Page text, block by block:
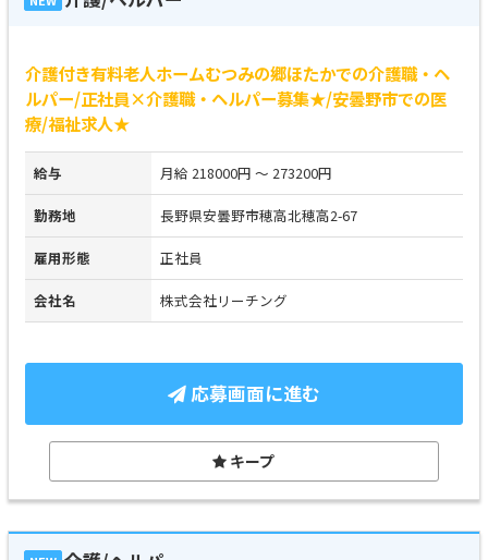
介護付き有料老人ホームむつみの郷ほたかでの介護職・ヘ
ルパー/正社員×介護職・ヘルパー募集★/安曇野市での医
療/福祉求人★
給与 月給 218000円 ～ 273200円
勤務地 長野県安曇野市穂高北穂高2-67
雇用形態 正社員
会社名 株式会社リーチング
応募画面に進む
キープ